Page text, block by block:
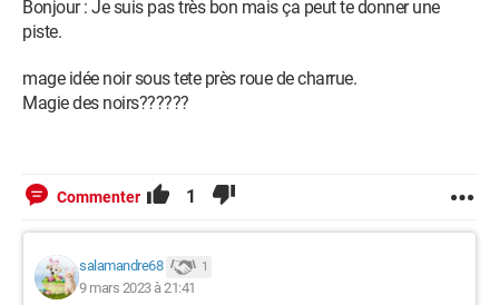
Bonjour : Je suis pas très bon mais ça peut te donner une
piste.
mage idée noir sous tete près roue de charrue.
Magie des noirs??????
Commenter 1
salamandre68 1
9 mars 2023 à 21:41